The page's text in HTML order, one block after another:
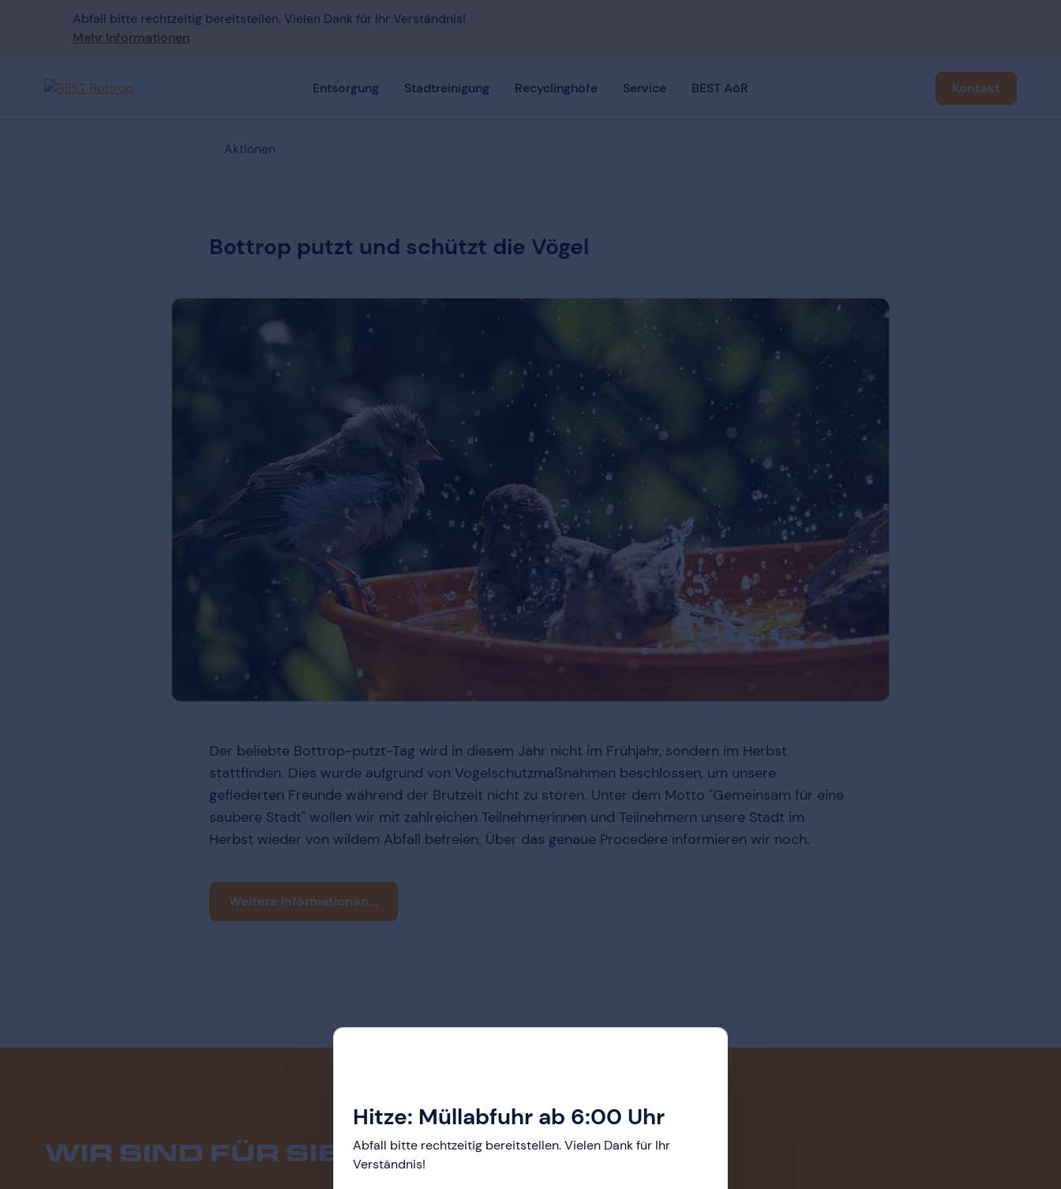
Abfall bitte rechtzeitig bereitstellen. Vielen Dank für Ihr Verständnis!
Mehr Informationen
Entsorgung Stadtreinigung Recyclinghöfe Service BEST AöR Kontakt
Aktionen
Bottrop putzt und schützt die Vögel
Der beliebte Bottrop-putzt-Tag wird in diesem Jahr nicht im Frühjahr, sondern im Herbst
stattfinden. Dies wurde aufgrund von Vogelschutzmaßnahmen beschlossen, um unsere
gefiederten Freunde während der Brutzeit nicht zu stören. Unter dem Motto "Gemeinsam für eine
saubere Stadt" wollen wir mit zahlreichen Teilnehmerinnen und Teilnehmern unsere Stadt im
Herbst wieder von wildem Abfall befreien. Über das genaue Procedere informieren wir noch.
Weitere Informationen...
WIR SIND FÜR SIE DA!
Hitze: Müllabfuhr ab 6:00 Uhr
Abfall bitte rechtzeitig bereitstellen. Vielen Dank für Ihr
Verständnis!